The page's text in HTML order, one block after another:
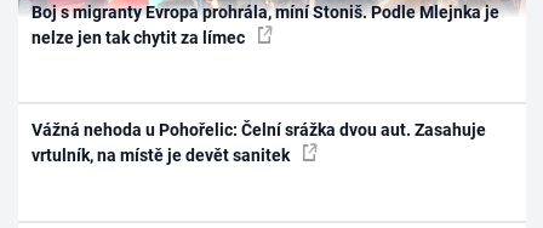
Boj s migranty Evropa prohrála, míní Stoniš. Podle Mlejnka je
nelze jen tak chytit za límec
Vážná nehoda u Pohořelic: Čelní srážka dvou aut. Zasahuje
vrtulník, na místě je devět sanitek